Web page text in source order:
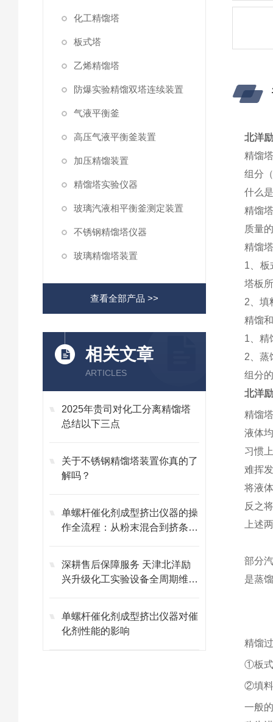
化工精馏塔
板式塔
乙烯精馏塔
防爆实验精馏双塔连续装置
气液平衡釜
高压气液平衡釜装置
加压精馏装置
精馏塔实验仪器
玻璃汽液相平衡釜测定装置
不锈钢精馏塔仪器
玻璃精馏塔装置
查看全部产品 >>
相关文章
ARTICLES
2025年贵司对化工分离精馏塔
总结以下三点
关于不锈钢精馏塔装置你真的了
解吗？
单螺杆催化剂成型挤岀仪器的操
作全流程：从粉末混合到挤条成
深耕售后保障服务 天津北洋励
兴升级化工实验设备全周期维保
单螺杆催化剂成型挤岀仪器对催
化剂性能的影响
北洋
精馏
组分
什么
精馏
质量
精馏
1 、
塔板
2 、
精馏
1 、
2 、
组分
北洋
精馏
液体
习惯
难挥
将液
反之
上述
部分
是蒸
精馏
①板式
②填料
一般